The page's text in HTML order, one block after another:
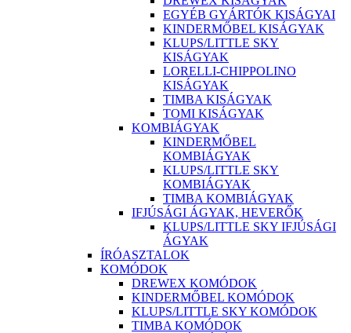
EGYÉB GYÁRTÓK KISÁGYAI
KINDERMŐBEL KISÁGYAK
KLUPS/LITTLE SKY
KISÁGYAK
LORELLI-CHIPPOLINO
KISÁGYAK
TIMBA KISÁGYAK
TOMI KISÁGYAK
KOMBIÁGYAK
KINDERMŐBEL
KOMBIÁGYAK
KLUPS/LITTLE SKY
KOMBIÁGYAK
TIMBA KOMBIÁGYAK
IFJÚSÁGI ÁGYAK, HEVERŐK
KLUPS/LITTLE SKY IFJÚSÁGI
ÁGYAK
ÍRÓASZTALOK
KOMÓDOK
DREWEX KOMÓDOK
KINDERMŐBEL KOMÓDOK
KLUPS/LITTLE SKY KOMÓDOK
TIMBA KOMÓDOK